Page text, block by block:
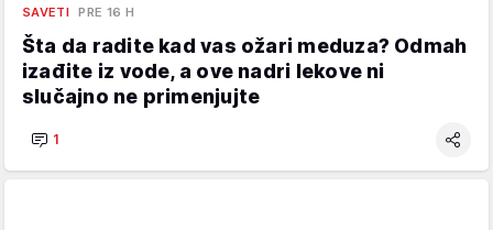
SAVETI PRE 16 H
Šta da radite kad vas ožari meduza? Odmah
izađite iz vode, a ove nadri lekove ni
slučajno ne primenjujte
1